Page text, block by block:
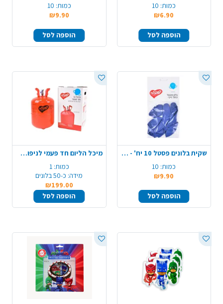
כמות: 10
₪6.90
הוספה לסל
כמות: 10
₪9.90
הוספה לסל
שקית בלונים פסטל 10 יח' - כחול
כמות: 10
₪9.90
הוספה לסל
מיכל הליום חד פעמי לניפוח בלונים
כמות: 1
מידה: כ-50 בלונים
₪199.00
הוספה לסל